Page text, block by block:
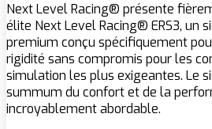
Next Level Racing® présente
élite Next Level Racing® ERS3, un
premium conçu spécifiquement
rigidité sans compromis pour les
simulation les plus exigeantes. Le
summum du confort et de la
incroyablement abordable.